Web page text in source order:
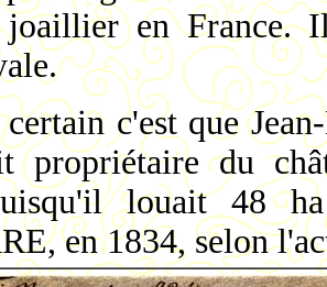
en France.
c'est que
propriétaire du
louait 48
en 1834, selon